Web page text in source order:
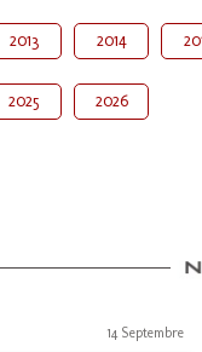
2013 2014
2025 2026
14 Septembre